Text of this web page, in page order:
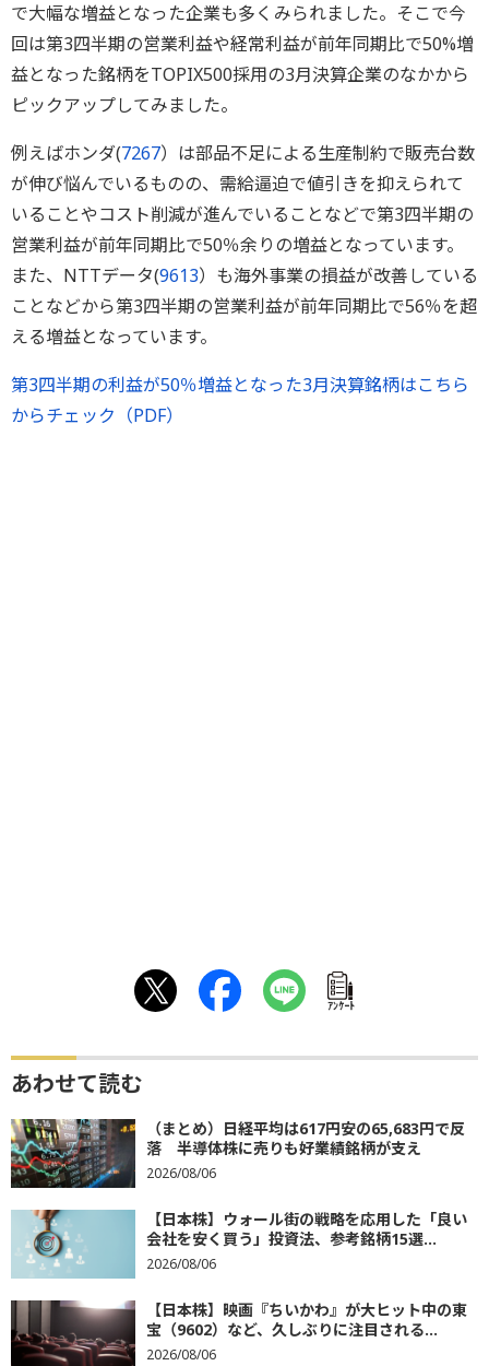
で大幅な増益となった企業も多くみられました。そこで今
回は第3四半期の営業利益や経常利益が前年同期比で50%増
益となった銘柄をTOPIX500採用の3月決算企業のなかから
ピックアップしてみました。
例えばホンダ(7267）は部品不足による生産制約で販売台数
が伸び悩んでいるものの、需給逼迫で値引きを抑えられて
いることやコスト削減が進んでいることなどで第3四半期の
営業利益が前年同期比で50％余りの増益となっています。
また、NTTデータ(9613）も海外事業の損益が改善している
ことなどから第3四半期の営業利益が前年同期比で56％を超
える増益となっています。
第3四半期の利益が50％増益となった3月決算銘柄はこちら
からチェック（PDF）
ｱﾝｹｰﾄ
あわせて読む
（まとめ）日経平均は617円安の65,683円で反
落 半導体株に売りも好業績銘柄が支え
2026/08/06
【日本株】ウォール街の戦略を応用した「良い
会社を安く買う」投資法、参考銘柄15選...
2026/08/06
【日本株】映画『ちいかわ』が大ヒット中の東
宝（9602）など、久しぶりに注目される...
2026/08/06